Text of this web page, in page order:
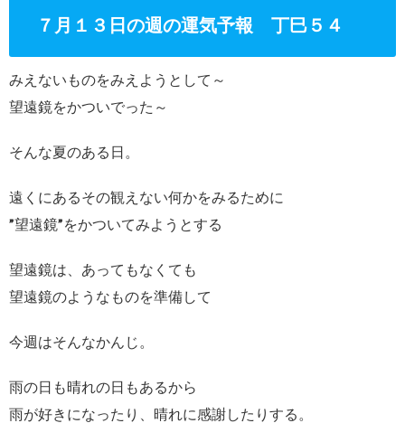
７月１３日の週の運気予報 丁巳５４
みえないものをみえようとして～
望遠鏡をかついでった～
そんな夏のある日。
遠くにあるその観えない何かをみるために
”望遠鏡”をかついてみようとする
望遠鏡は、あってもなくても
望遠鏡のようなものを準備して
今週はそんなかんじ。
雨の日も晴れの日もあるから
雨が好きになったり、晴れに感謝したりする。